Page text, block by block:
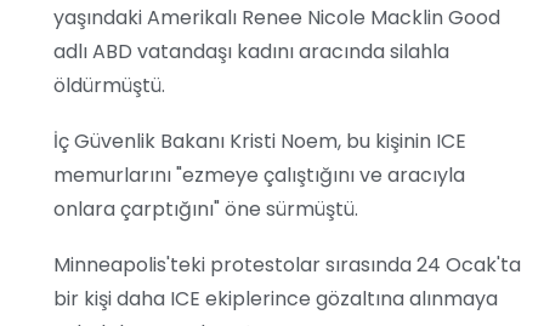
yaşındaki Amerikalı Renee Nicole Macklin Good
adlı ABD vatandaşı kadını aracında silahla
öldürmüştü.
İç Güvenlik Bakanı Kristi Noem, bu kişinin ICE
memurlarını "ezmeye çalıştığını ve aracıyla
onlara çarptığını" öne sürmüştü.
Minneapolis'teki protestolar sırasında 24 Ocak'ta
bir kişi daha ICE ekiplerince gözaltına alınmaya